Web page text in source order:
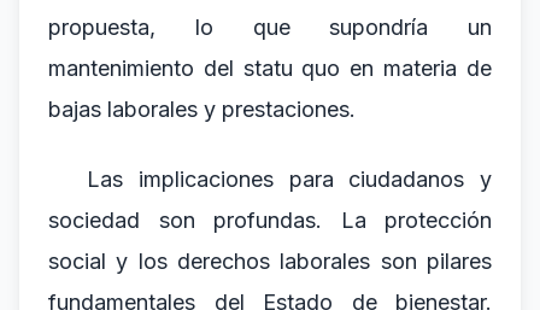
propuesta, lo que supondría un
mantenimiento del statu quo en materia de
bajas laborales y prestaciones.
Las implicaciones para ciudadanos y
sociedad son profundas. La protección
social y los derechos laborales son pilares
fundamentales del Estado de bienestar.